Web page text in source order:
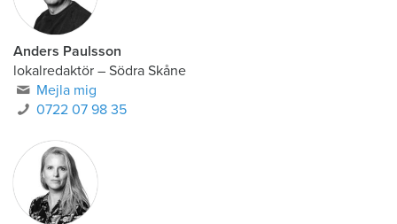
Anders Paulsson
lokalredaktör – Södra Skåne
Mejla mig
0722 07 98 35